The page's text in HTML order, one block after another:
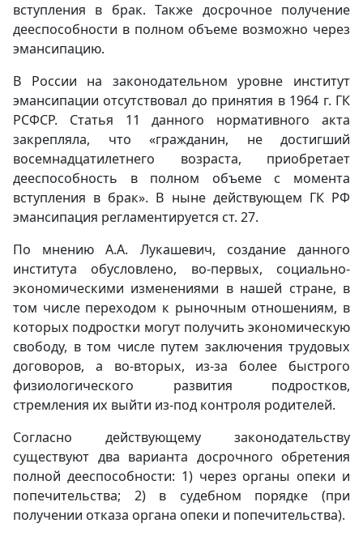
вступления в брак. Также досрочное получение
дееспособности в полном объеме возможно через
эмансипацию.
В России на законодательном уровне институт
эмансипации отсутствовал до принятия в 1964 г. ГК
РСФСР. Статья 11 данного нормативного акта
закрепляла, что «гражданин, не достигший
восемнадцатилетнего возраста, приобретает
дееспособность в полном объеме с момента
вступления в брак». В ныне действующем ГК РФ
эмансипация регламентируется ст. 27.
По мнению А.А. Лукашевич, создание данного
института обусловлено, во-первых, социально-
экономическими изменениями в нашей стране, в
том числе переходом к рыночным отношениям, в
которых подростки могут получить экономическую
свободу, в том числе путем заключения трудовых
договоров, а во-вторых, из-за более быстрого
физиологического развития подростков,
стремления их выйти из-под контроля родителей.
Согласно действующему законодательству
существуют два варианта досрочного обретения
полной дееспособности: 1) через органы опеки и
попечительства; 2) в судебном порядке (при
получении отказа органа опеки и попечительства).